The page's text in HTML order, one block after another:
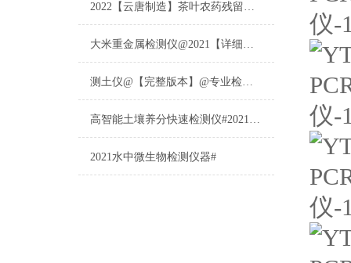
2022【云唐制造】茶叶农药残留检测仪多少钱一台@山东云唐仪器仪表制造
大米重金属检测仪@2021【详细版本】@专业检测大米重金属仪器仪表
测土仪@【完整版本】@专业检测土壤的仪器仪表
高智能土壤养分快速检测仪#2021【土壤养分检测专用仪器仪表】
2021水中微生物检测仪器#